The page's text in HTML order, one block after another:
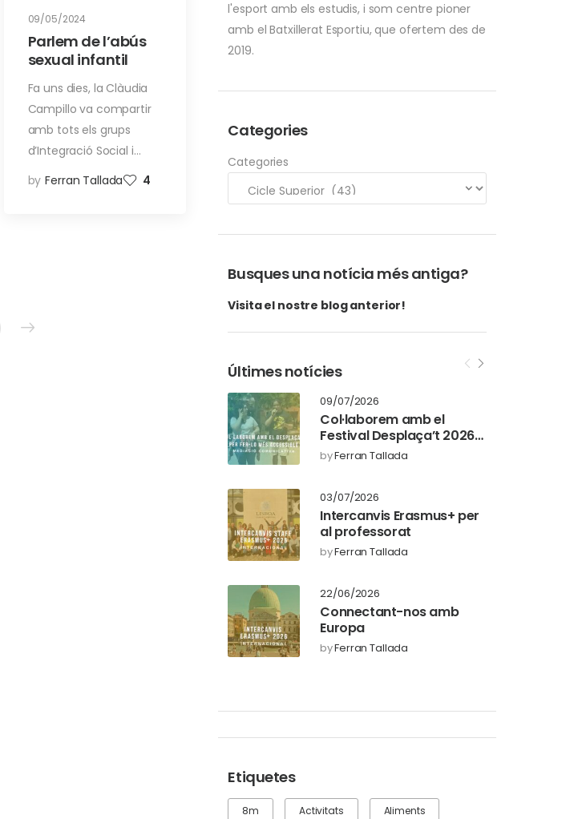
l'esport amb els estudis, i som centre pioner
amb el Batxillerat Esportiu, que ofertem des de
2019.
Categories
Categories
Busques una notícia més antiga?
Visita el nostre blog anterior!
Últimes notícies
09/07/2026
Col·laborem amb el
Festival Desplaça’t 2026
per fer-lo més inclusiu
byFerran Tallada
03/07/2026
Intercanvis Erasmus+ per
al professorat
byFerran Tallada
22/06/2026
Connectant-nos amb
Europa
byFerran Tallada
Etiquetes
8m Activitats Aliments
09/05/2024
Parlem de l’abús
sexual infantil
Fa uns dies, la Clàudia
Campillo va compartir
amb tots els grups
d’Integració Social i…
by Ferran Tallada 4